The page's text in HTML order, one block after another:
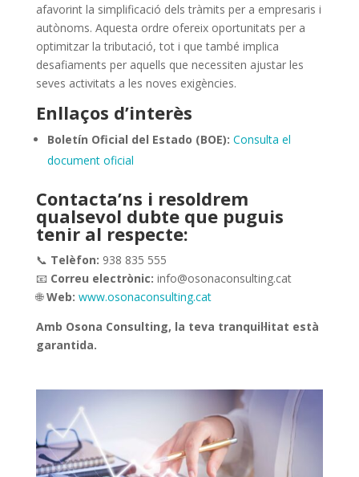
afavorint la simplificació dels tràmits per a empresaris i
autònoms. Aquesta ordre ofereix oportunitats per a
optimitzar la tributació, tot i que també implica
desafiaments per aquells que necessiten ajustar les
seves activitats a les noves exigències.
Enllaços d’interès
Boletín Oficial del Estado (BOE): Consulta el
document oficial
Contacta’ns i resoldrem
qualsevol dubte que puguis
tenir al respecte:
📞 Telèfon: 938 835 555
📧 Correu electrònic: info@osonaconsulting.cat
🌐Web: www.osonaconsulting.cat
Amb Osona Consulting, la teva tranquil·litat està
garantida.